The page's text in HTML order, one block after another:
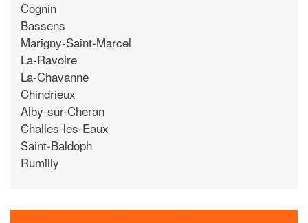
Cognin
Bassens
Marigny-Saint-Marcel
La-Ravoire
La-Chavanne
Chindrieux
Alby-sur-Cheran
Challes-les-Eaux
Saint-Baldoph
Rumilly